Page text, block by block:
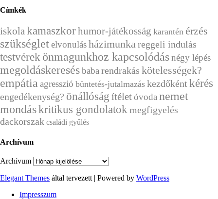
Címkék
iskolakamaszkorhumor-játékosság karantén érzés
szükségletelvonulásházimunkareggeli indulás
testvérek önmagunkhoz kapcsolódásnégy lépés
megoldáskeresésbabarendrakás kötelességek?
empátia agresszió büntetés-jutalmazás kezdőkéntkérés
engedékenység? önállóság ítéletóvodanemet
mondáskritikus gondolatokmegfigyelés
dackorszak családi gyűlés
Archívum
Archívum
Elegant Themes által tervezett | Powered by WordPress
Impresszum